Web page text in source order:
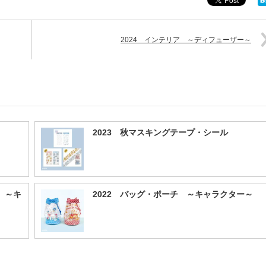
2024 インテリア ～ディフューザー～
2023 秋マスキングテープ・シール
～キ 2022 バッグ・ポーチ ～キャラクター～